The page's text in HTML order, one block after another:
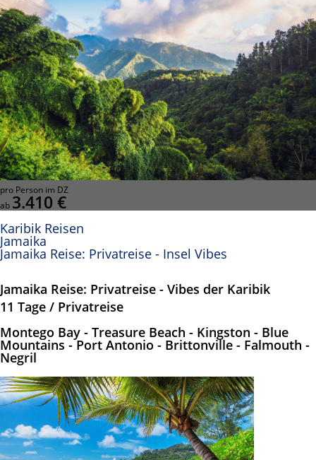
pro Person im DZ
ab 3.410 €
Karibik Reisen
Jamaika
Jamaika Reise: Privatreise - Insel Vibes
Jamaika Reise: Privatreise - Vibes der Karibik
11 Tage / Privatreise
Montego Bay - Treasure Beach - Kingston - Blue
Mountains - Port Antonio - Brittonville - Falmouth -
Negril